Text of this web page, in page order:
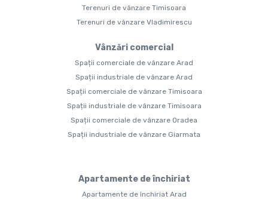
Terenuri de vânzare Timisoara
Terenuri de vânzare Vladimirescu
Vânzări comercial
Spații comerciale de vânzare Arad
Spații industriale de vânzare Arad
Spații comerciale de vânzare Timisoara
Spații industriale de vânzare Timisoara
Spații comerciale de vânzare Oradea
Spații industriale de vânzare Giarmata
Apartamente de închiriat
Apartamente de închiriat Arad